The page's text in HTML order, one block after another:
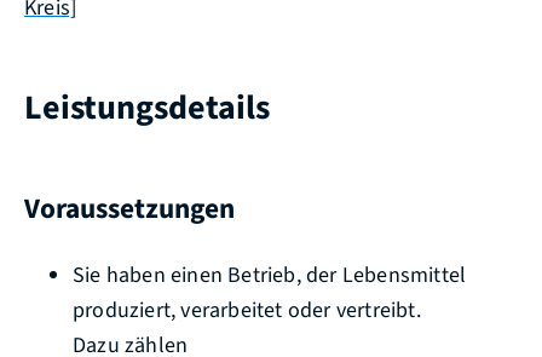
Kreis]
Leistungsdetails
Voraussetzungen
Sie haben einen Betrieb, der Lebensmittel
produziert, verarbeitet oder vertreibt.
Dazu zählen